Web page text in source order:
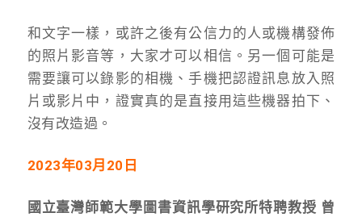
和文字一樣，或許之後有公信力的人或機構發佈
的照片影音等，大家才可以相信。另一個可能是
需要讓可以錄影的相機、手機把認證訊息放入照
片或影片中，證實真的是直接用這些機器拍下、
沒有改造過。
2023年03月20日
國立臺灣師範大學圖書資訊學研究所特聘教授 曾